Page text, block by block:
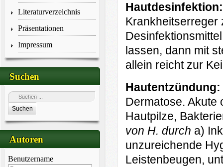
Literaturverzeichnis
Präsentationen
Impressum
Suchen
Suchen
Autoren
Benutzername
lassen, dann mit
allein reicht zur
Hautentzündung:
Dermatose.
Hautpilze,
von H. durch a)
unzureichende
Leis­­tenbeugen,